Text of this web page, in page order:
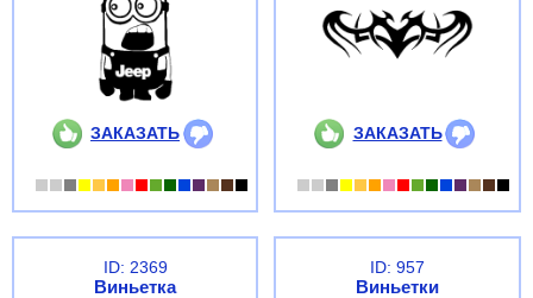
ЗАКАЗАТЬ ЗАКАЗАТЬ
ID: 2369
Виньетка
ID: 957
Виньетки